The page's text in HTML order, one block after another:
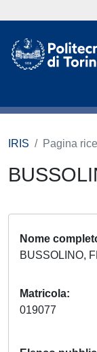
IRIS Pagina
Nome
BUSSOLINO,
Matricola
019077